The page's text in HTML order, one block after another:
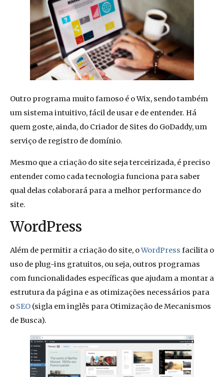
Outro programa muito famoso é o Wix, sendo também
um sistema intuitivo, fácil de usar e de entender. Há
quem goste, ainda, do Criador de Sites do GoDaddy, um
serviço de registro de domínio.
Mesmo que a criação do site seja terceirizada, é preciso
entender como cada tecnologia funciona para saber
qual delas colaborará para a melhor performance do
site.
WordPress
Além de permitir a criação do site, oWordPress facilita o
uso de plug-ins gratuitos, ou seja, outros programas
com funcionalidades específicas que ajudam a montar a
estrutura da página e as otimizações necessários para
o SEO (sigla em inglês para Otimização de Mecanismos
de Busca).